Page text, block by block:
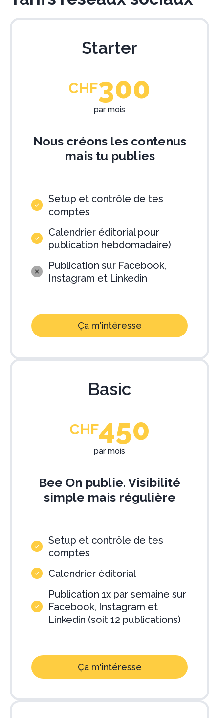
Starter
CHF300
par mois
Nous créons les contenus
mais tu publies
Setup et contrôle de tes
comptes
Calendrier éditorial pour
publication hebdomadaire)
Publication sur Facebook,
Instagram et Linkedin
Ça m'intéresse
Basic
CHF450
par mois
Bee On publie. Visibilité
simple mais régulière
Setup et contrôle de tes
comptes
Calendrier éditorial
Publication 1x par semaine sur
Facebook, Instagram et
Linkedin (soit 12 publications)
Ça m'intéresse